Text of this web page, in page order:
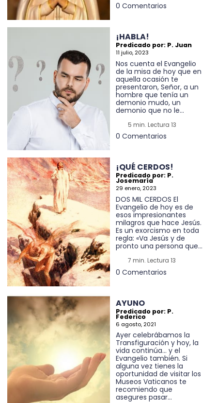
0 Comentarios
¡HABLA!
Predicado por: P. Juan
11 julio, 2023
Nos cuenta el Evangelio
de la misa de hoy que en
aquella ocasión te
presentaron, Señor, a un
hombre que tenía un
demonio mudo, un
demonio que no le...
5 min. Lectura 13
0 Comentarios
¡QUÉ CERDOS!
Predicado por: P.
Josemaría
29 enero, 2023
DOS MIL CERDOS El
Evangelio de hoy es de
esos impresionantes
milagros que hace Jesús.
Es un exorcismo en toda
regla: «Va Jesús y de
pronto una persona que...
7 min. Lectura 13
0 Comentarios
AYUNO
Predicado por: P.
Federico
6 agosto, 2021
Ayer celebrábamos la
Transfiguración y hoy, la
vida continúa... y el
Evangelio también. Si
alguna vez tienes la
oportunidad de visitar los
Museos Vaticanos te
recomiendo que
asegures pasar...